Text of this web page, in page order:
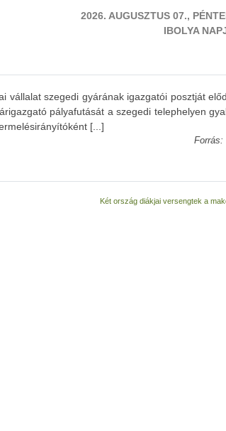
2026. AUGUSZTUS 07.,
IBOLYA
szegedi gyárának igazgatói posztját
pályafutását a szegedi telephelyen
[...]
Forrás:
Két ország diákjai versengtek a